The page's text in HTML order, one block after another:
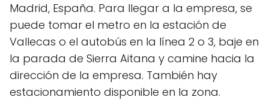
Madrid, España. Para llegar a la empresa, se
puede tomar el metro en la estación de
Vallecas o el autobús en la línea 2 o 3, baje en
la parada de Sierra Aitana y camine hacia la
dirección de la empresa. También hay
estacionamiento disponible en la zona.